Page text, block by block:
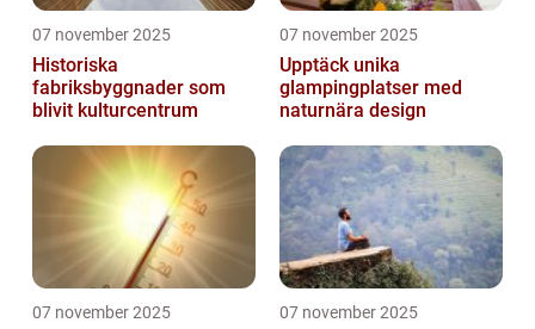
07 november 2025
Historiska
fabriksbyggnader som
blivit kulturcentrum
07 november 2025
Upptäck unika
glampingplatser med
naturnära design
07 november 2025 07 november 2025